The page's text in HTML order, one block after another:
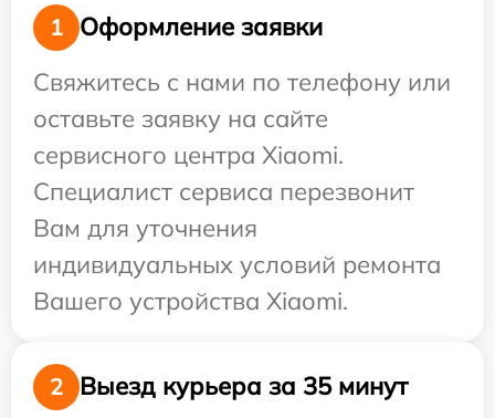
1
Оформление заявки
Свяжитесь с нами по телефону или
оставьте заявку на сайте
сервисного центра Xiaomi.
Специалист сервиса перезвонит
Вам для уточнения
индивидуальных условий ремонта
Вашего устройства Xiaomi.
2
Выезд курьера за 35 минут